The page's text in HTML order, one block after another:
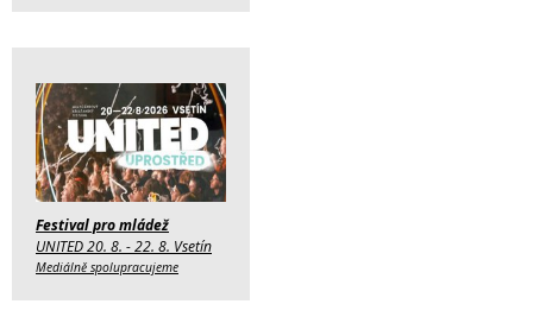
Festival pro mládež
UNITED 20. 8. - 22. 8. Vsetín
Mediálně spolupracujeme